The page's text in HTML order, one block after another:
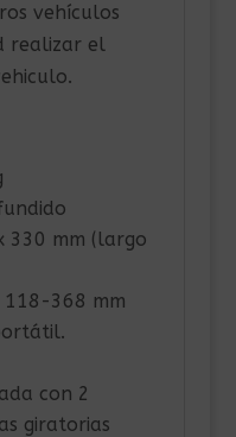
vehículos
realizar el
330 mm (largo
368 mm
con 2
giratorias